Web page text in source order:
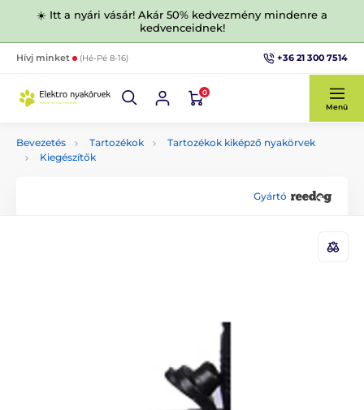
☀️ Itt a nyári vásár! Akár 50% kedvezmény mindenre a
kedvenceidnek!
Hívj minket (Hé-Pé 8-16) +36 21 300 7514
0
Menü
Bevezetés Tartozékok
Tartozékok kiképző nyakörvek
Kiegészítők
Gyártó